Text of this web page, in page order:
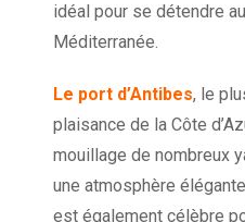
idéal pour se détendre
Méditerranée.
Le port d’Antibes, le
plaisance de la Côte
mouillage de nombreux
une atmosphère
est également célèbre